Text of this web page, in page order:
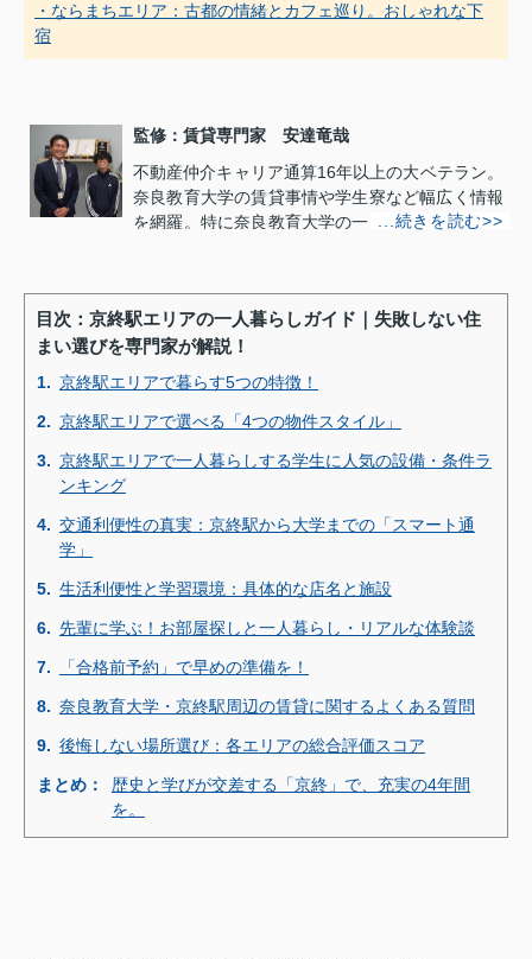
・ならまちエリア：古都の情緒とカフェ巡り。おしゃれな下
宿
監修：賃貸専門家 安達竜哉
不動産仲介キャリア通算16年以上の大ベテラン。
奈良教育大学の賃貸事情や学生寮など幅広く情報
を網羅。特に奈良教育大学の一人暮らしを始める
標に奈良教育大学生協と提携を結び、学生と下宿
先の架け橋役として尽力。学生紹介実績は1600
件以上。宅建士や賃貸経営管理士、メンテナンス
主任者等資格保有。
安達竜哉のプロフィール>>
目次：京終駅エリアの一人暮らしガイド｜失敗しない住
まい選びを専門家が解説！
1. 京終駅エリアで暮らす5つの特徴！
2. 京終駅エリアで選べる「4つの物件スタイル」
3. 京終駅エリアで一人暮らしする学生に人気の設備・条件ラ
ンキング
4. 交通利便性の真実：京終駅から大学までの「スマート通
学」
5. 生活利便性と学習環境：具体的な店名と施設
6. 先輩に学ぶ！お部屋探しと一人暮らし・リアルな体験談
7. 「合格前予約」で早めの準備を！
8. 奈良教育大学・京終駅周辺の賃貸に関するよくある質問
9. 後悔しない場所選び：各エリアの総合評価スコア
まとめ：
歴史と学びが交差する「京終」で、充実の4年間
を。